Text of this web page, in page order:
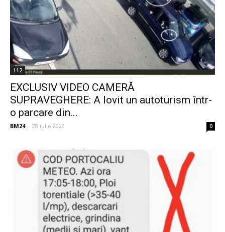
112
EXCLUSIV VIDEO CAMERĂ
SUPRAVEGHERE: A lovit un autoturism într-
o parcare din...
BM24 - 28 iulie 2020 0